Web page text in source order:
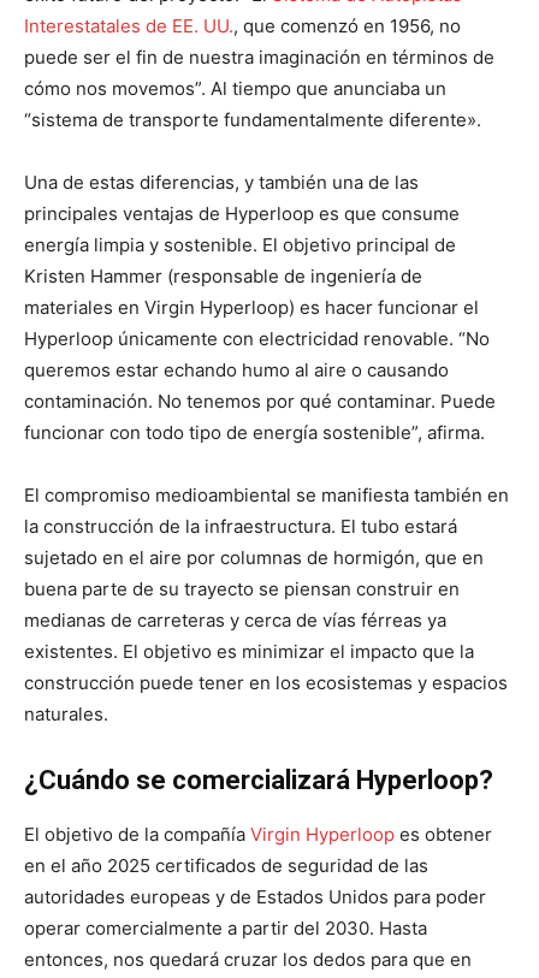
Interestatales de EE. UU., que comenzó en 1956, no
puede ser el fin de nuestra imaginación en términos de
cómo nos movemos”. Al tiempo que anunciaba un
“sistema de transporte fundamentalmente diferente».
Una de estas diferencias, y también una de las
principales ventajas de Hyperloop es que consume
energía limpia y sostenible. El objetivo principal de
Kristen Hammer (responsable de ingeniería de
materiales en Virgin Hyperloop) es hacer funcionar el
Hyperloop únicamente con electricidad renovable. “No
queremos estar echando humo al aire o causando
contaminación. No tenemos por qué contaminar. Puede
funcionar con todo tipo de energía sostenible”, afirma.
El compromiso medioambiental se manifiesta también en
la construcción de la infraestructura. El tubo estará
sujetado en el aire por columnas de hormigón, que en
buena parte de su trayecto se piensan construir en
medianas de carreteras y cerca de vías férreas ya
existentes. El objetivo es minimizar el impacto que la
construcción puede tener en los ecosistemas y espacios
naturales.
¿Cuándo se comercializará Hyperloop?
El objetivo de la compañía Virgin Hyperloop es obtener
en el año 2025 certificados de seguridad de las
autoridades europeas y de Estados Unidos para poder
operar comercialmente a partir del 2030. Hasta
entonces, nos quedará cruzar los dedos para que en